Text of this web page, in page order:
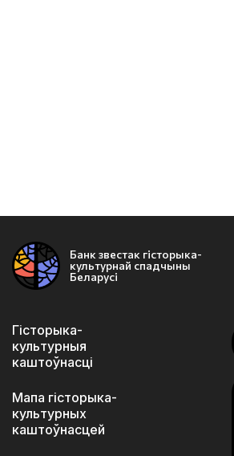
Банк звестак гісторыка-
культурнай спадчыны
Беларусі
Гісторыка-
культурныя
каштоўнасці
Мапа гісторыка-
культурных
каштоўнасцей